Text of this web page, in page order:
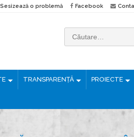
Sesizează o problemă Facebook
TRANSPARENȚĂ PROIECTE